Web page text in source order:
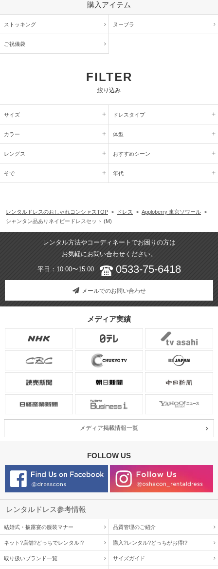
購入アイテム
ストッキング ヌーブラ
ご祝儀袋
FILTER
絞り込み
サイズ ドレスタイプ
カラー 体型
レングス おすすめシーン
そで 年代
レンタルドレスのおしゃれコンシャスTOP > ドレス > Apploberry 東京ソワール >
シャンタン品ありネイビードレスセット (M)
レンタル方法やコーディネートでお困りの方は
お気軽にお問い合わせください。
平日：10:00〜15:00 0533-75-6418
メールでのお問い合わせ
メディア実績
メディア掲載情報一覧
FOLLOW US
レンタルドレス参考情報
結婚式・披露宴の服装マナー 品質管理のご紹介
ネット?店舗?どっちでレンタル!? 購入?レンタル?どっちがお得!?
取り扱いブランド一覧 サイズガイド